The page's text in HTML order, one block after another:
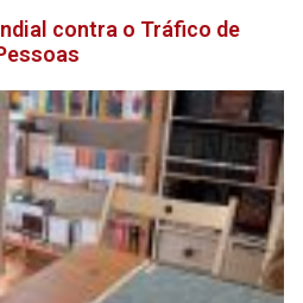
contra o Tráfico de